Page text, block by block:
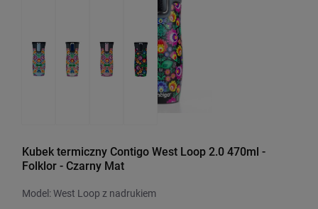
Kubek termiczny Contigo West Loop 2.0 470ml -
Folklor - Czarny Mat
Model: West Loop z nadrukiem